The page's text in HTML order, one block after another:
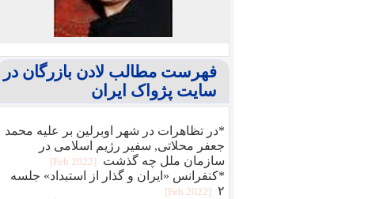
فهرست مطالب لادن بازرگان در
سایت پژواک ایران
*در تظاهرات در شهر اوبرلین بر علیه محمد
جعفر محلاتی, سفیر رژیم اسلامی در
سازمان ملل چه گذشت
[2022 Feb]
*کنفرانس «ایران و گذار از استبداد» جلسه
۲
[2022 Feb]